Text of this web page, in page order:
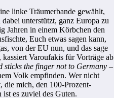
linke Träumerbande gewählt,
unterstützt, ganz Europa zu
Jahren in einem Körbchen den
Euch etwas sagen kann,
von der EU nun, und das sage
Varoufakis für Vorträge ab
sticks the finger not to Germany –
Volk empfinden. Wer nicht
die mich, den 100-Prozent-
es zuviel des Guten.